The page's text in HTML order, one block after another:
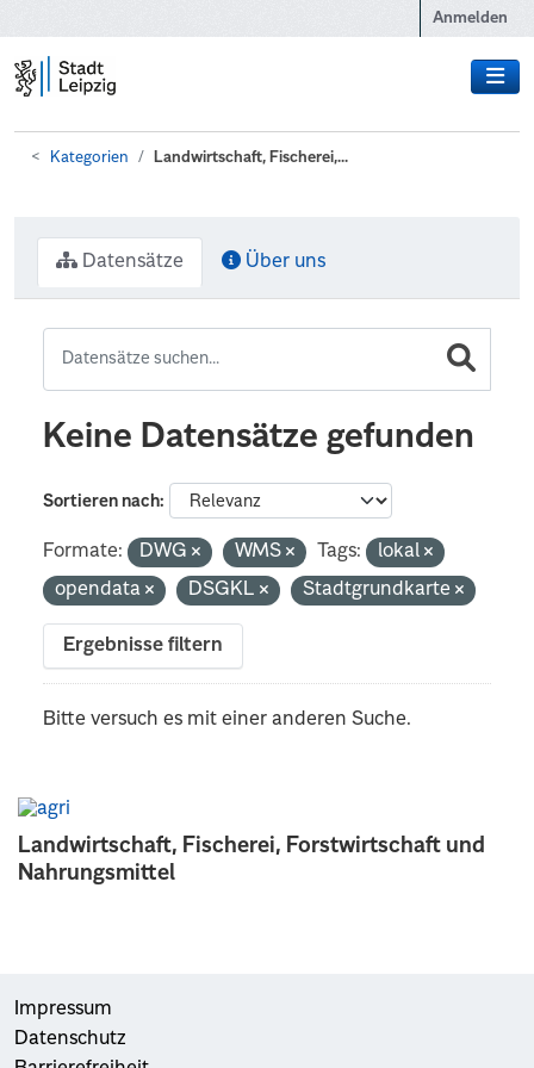
Anmelden
Kategorien Landwirtschaft, Fischerei,...
Landwirtschaft, Fischerei, Forstwirtschaft und
Nahrungsmittel
Datensätze Über uns
Keine Datensätze gefunden
Sortieren nach
Formate: DWG WMS Tags:
lokal
opendata
DSGKL Stadtgrundkarte
Ergebnisse filtern
Bitte versuch es mit einer anderen Suche.
Impressum
Datenschutz